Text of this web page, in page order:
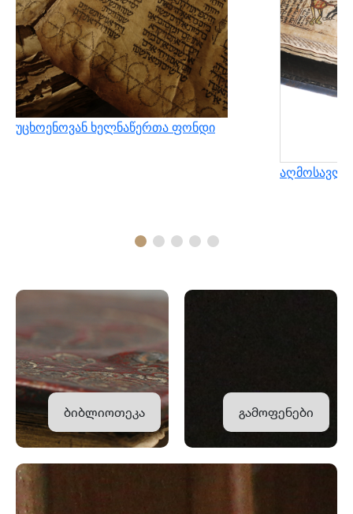
უცხოენოვან ხელნაწერთა ფონდი
ბიბლიოთეკა გამოფენები